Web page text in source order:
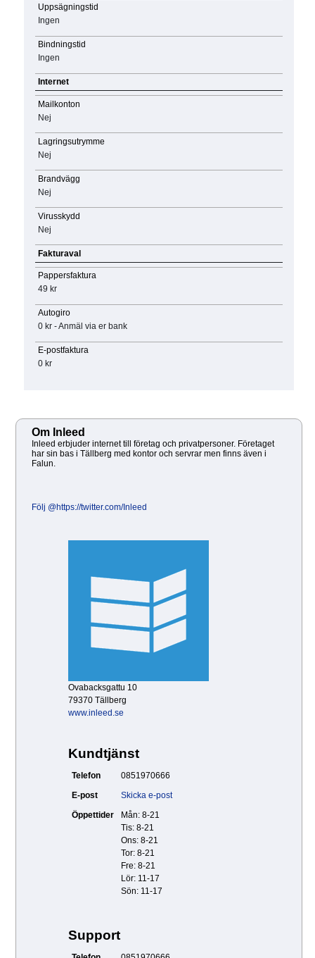
Uppsägningstid
Ingen
Bindningstid
Ingen
Internet
Mailkonton
Nej
Lagringsutrymme
Nej
Brandvägg
Nej
Virusskydd
Nej
Fakturaval
Pappersfaktura
49 kr
Autogiro
0 kr - Anmäl via er bank
E-postfaktura
0 kr
Om Inleed
Inleed erbjuder internet till företag och privatpersoner. Företaget
har sin bas i Tällberg med kontor och servrar men finns även i
Falun.
Följ @https://twitter.com/Inleed
Ovabacksgattu 10
79370 Tällberg
www.inleed.se
Kundtjänst
Telefon
0851970666
E-post
Skicka e-post
Öppettider
Mån: 8-21
Tis: 8-21
Ons: 8-21
Tor: 8-21
Fre: 8-21
Lör: 11-17
Sön: 11-17
Support